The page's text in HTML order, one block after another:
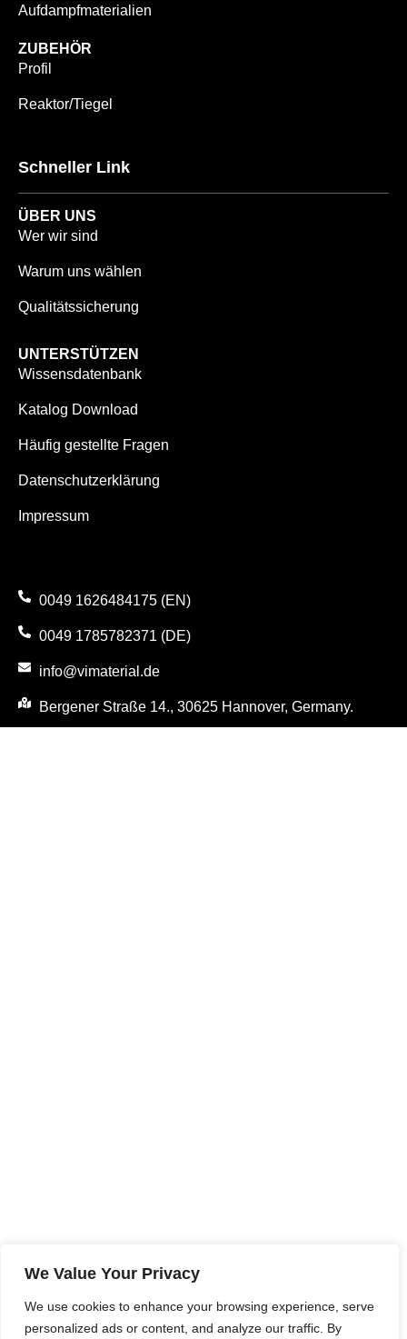
We Value Your Privacy
We use cookies to enhance your browsing experience, serve
personalized ads or content, and analyze our traffic. By
Aufdampfmaterialien
ZUBEHÖR
Profil
Reaktor/Tiegel
Schneller Link
ÜBER UNS
Wer wir sind
Warum uns wählen
Qualitätssicherung
UNTERSTÜTZEN
Wissensdatenbank
Katalog Download
Häufig gestellte Fragen
Datenschutzerklärung
Impressum
0049 1626484175 (EN)
0049 1785782371 (DE)
info@vimaterial.de
Bergener Straße 14., 30625 Hannover, Germany.